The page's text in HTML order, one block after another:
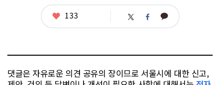
좋
133 트 페 카
댓글은 자유로운 의견 공유의 장이므로 서울시에 대한 신고,